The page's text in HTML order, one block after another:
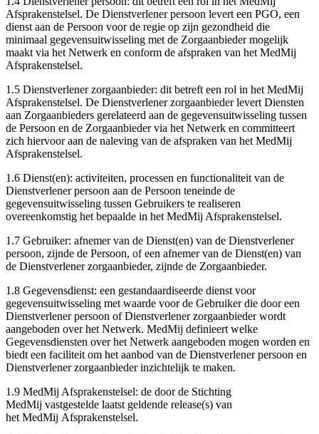
Afsprakenstelsel. De Dienstverlener persoon levert een PGO, een
dienst aan de Persoon voor de regie op zijn gezondheid die
minimaal gegevensuitwisseling met de Zorgaanbieder mogelijk
maakt via het Netwerk en conform de afspraken van het MedMij
Afsprakenstelsel.
1.5 Dienstverlener zorgaanbieder: dit betreft een rol in het MedMij
Afsprakenstelsel. De Dienstverlener zorgaanbieder levert Diensten
aan Zorgaanbieders gerelateerd aan de gegevensuitwisseling tussen
de Persoon en de Zorgaanbieder via het Netwerk en committeert
zich hiervoor aan de naleving van de afspraken van het MedMij
Afsprakenstelsel.
1.6 Dienst(en): activiteiten, processen en functionaliteit van de
Dienstverlener persoon aan de Persoon teneinde de
gegevensuitwisseling tussen Gebruikers te realiseren
overeenkomstig het bepaalde in het MedMij Afsprakenstelsel.
1.7 Gebruiker: afnemer van de Dienst(en) van de Dienstverlener
persoon, zijnde de Persoon, of een afnemer van de Dienst(en) van
de Dienstverlener zorgaanbieder, zijnde de Zorgaanbieder.
1.8 Gegevensdienst: een gestandaardiseerde dienst voor
gegevensuitwisseling met waarde voor de Gebruiker die door een
Dienstverlener persoon of Dienstverlener zorgaanbieder wordt
aangeboden over het Netwerk. MedMij definieert welke
Gegevensdiensten over het Netwerk aangeboden mogen worden en
biedt een faciliteit om het aanbod van de Dienstverlener persoon en
Dienstverlener zorgaanbieder inzichtelijk te maken.
1.9 MedMij Afsprakenstelsel: de door de Stichting
MedMij vastgestelde laatst geldende release(s) van
het MedMij Afsprakenstelsel.